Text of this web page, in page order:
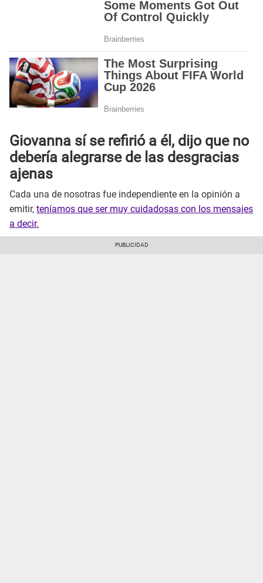
Giovanna sí se refirió a él, dijo que no
debería alegrarse de las desgracias
ajenas
Cada una de nosotras fue independiente en la opinión a
emitir, teníamos que ser muy cuidadosas con los mensajes
a decir.